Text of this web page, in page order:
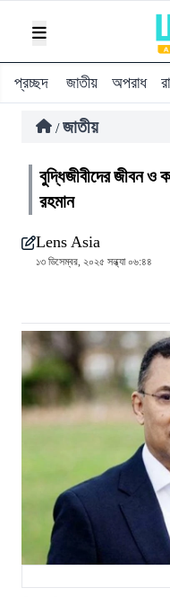
প্রচ্ছদ জাতীয় অপরাধ
/ জাতীয়
বুদ্ধিজীবীদের জীবন
রহমান
Lens Asia
১৩ ডিসেম্বর, ২০২৫ সন্ধ্যা ০৬:৪৪